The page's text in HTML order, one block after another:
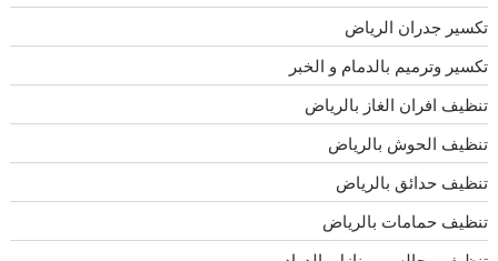
تكسير جدران الرياض
تكسير وترميم بالدمام و الخبر
تنظيف افران الغاز بالرياض
تنظيف الحوش بالرياض
تنظيف حدائق بالرياض
تنظيف حمامات بالرياض